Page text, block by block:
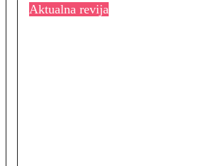
Aktualna revija